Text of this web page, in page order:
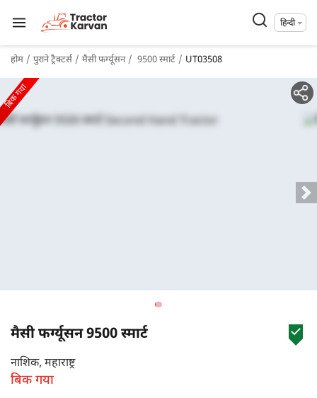
हिन्दी
होम पुराने ट्रैक्टर्स मैसी फर्ग्यूसन 9500 स्मार्ट UT03508
बिक गया
मैसी फर्ग्यूसन 9500 स्मार्ट
नाशिक, महाराष्ट्र
बिक गया